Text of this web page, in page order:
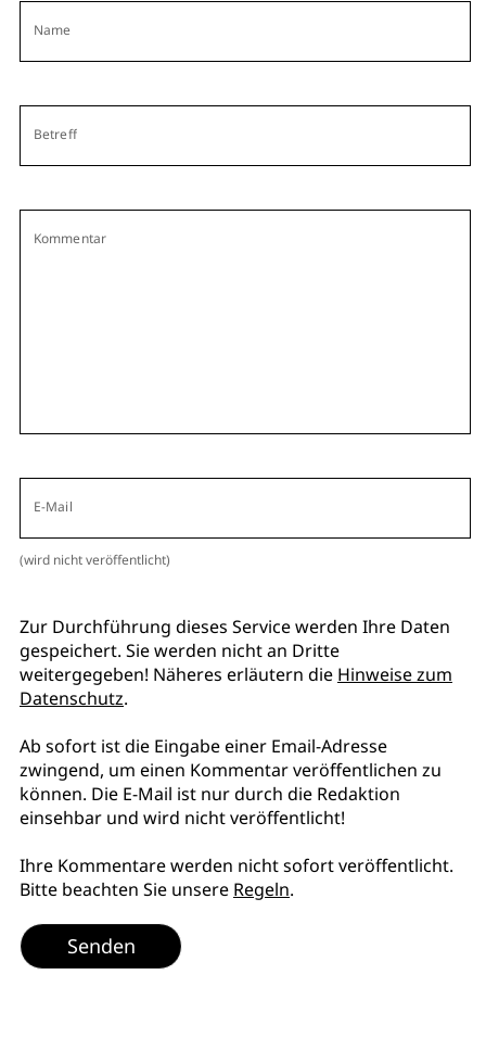
Name
Betreff
Kommentar
E-Mail
(wird nicht veröffentlicht)
Zur Durchführung dieses Service werden Ihre Daten
gespeichert. Sie werden nicht an Dritte
weitergegeben! Näheres erläutern die Hinweise zum
Datenschutz.
Ab sofort ist die Eingabe einer Email-Adresse
zwingend, um einen Kommentar veröffentlichen zu
können. Die E-Mail ist nur durch die Redaktion
einsehbar und wird nicht veröffentlicht!
Ihre Kommentare werden nicht sofort veröffentlicht.
Bitte beachten Sie unsere Regeln.
Senden